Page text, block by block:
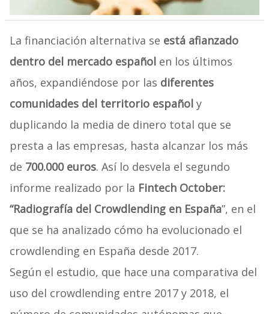
La financiación alternativa se está afianzado
dentro del mercado españolen los últimos
años, expandiéndose por las diferentes
comunidades del territorio españoly
duplicando la media de dinero total que se
presta a las empresas, hasta alcanzar los más
de 700.000 euros. Así lo desvela el segundo
informe realizado por la Fintech October:
“Radiografía del Crowdlending en España”, en el
que se ha analizado cómo ha evolucionado el
crowdlending en España desde 2017.
Según el estudio, que hace una comparativa del
uso del crowdlending entre 2017 y 2018, el